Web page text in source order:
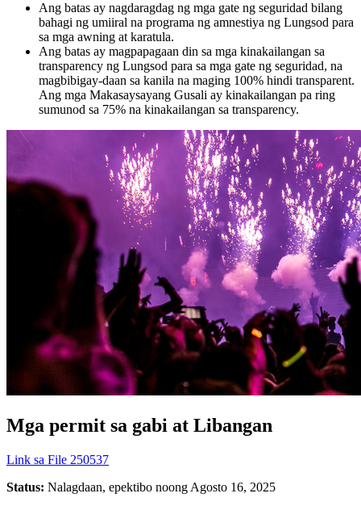
Ang batas ay nagdaragdag ng mga gate ng seguridad bilang
bahagi ng umiiral na programa ng amnestiya ng Lungsod para
sa mga awning at karatula.
Ang batas ay magpapagaan din sa mga kinakailangan sa
transparency ng Lungsod para sa mga gate ng seguridad, na
magbibigay-daan sa kanila na maging 100% hindi transparent.
Ang mga Makasaysayang Gusali ay kinakailangan pa ring
sumunod sa 75% na kinakailangan sa transparency.
Mga permit sa gabi at Libangan
Link sa File 250537
Status: Nalagdaan, epektibo noong Agosto 16, 2025